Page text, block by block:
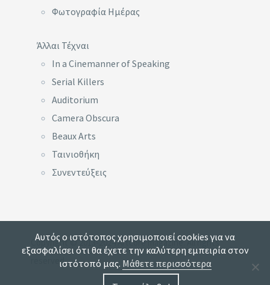
Φωτογραφία Ημέρας
Άλλαι Τέχναι
In a Cinemanner of Speaking
Serial Killers
Auditorium
Camera Obscura
Beaux Arts
Ταινιοθήκη
Συνεντεύξεις
Copyright © 2013-2024 Artcore magazine. All rights
reserved.
Αυτός ο ιστότοπος χρησιμοποιεί cookies για να
εξασφαλίσει ότι θα έχετε την καλύτερη εμπειρία στον
ιστότοπό μας. Μάθετε περισσότερα